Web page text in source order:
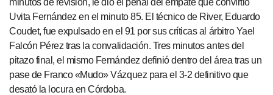
minutos de revisión, le dio el penal del empate que convirtió
Uvita Fernández en el minuto 85. El técnico de River, Eduardo
Coudet, fue expulsado en el 91 por sus críticas al árbitro Yael
Falcón Pérez tras la convalidación. Tres minutos antes del
pitazo final, el mismo Fernández definió dentro del área tras un
pase de Franco «Mudo» Vázquez para el 3-2 definitivo que
desató la locura en Córdoba.